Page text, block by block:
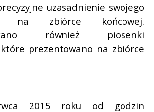
uzasadnienie swojego
na zbiórce końcowej.
również piosenki
prezentowano na zbiórce
2015 roku od godzin